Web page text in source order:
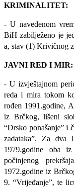
KRIMINALITET:
- U navedenom
BiH zabilježeno je
a, stav (1) Krivičnog
JAVNI RED I MIR:
- U izvještajnom
reda i mira tokom
rođen 1991.godine,
iz Brčkog, lišeni
“Drsko ponašanje” i
zadataka”. Za dva
1979.godine oba
počinjenog
1972.godine iz
9. “Vrijeđanje”, te